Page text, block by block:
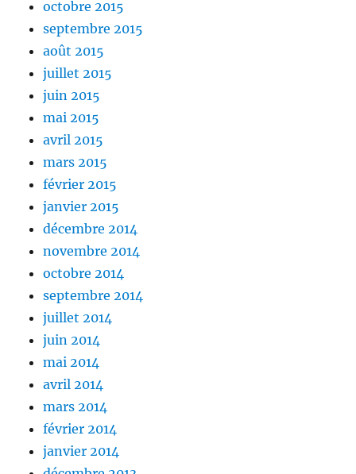
octobre 2015
septembre 2015
août 2015
juillet 2015
juin 2015
mai 2015
avril 2015
mars 2015
février 2015
janvier 2015
décembre 2014
novembre 2014
octobre 2014
septembre 2014
juillet 2014
juin 2014
mai 2014
avril 2014
mars 2014
février 2014
janvier 2014